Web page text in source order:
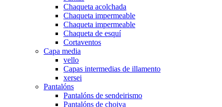
Chaqueta acolchada
Chaqueta impermeable
Chaqueta impermeable
Chaqueta de esquí
Cortaventos
Capa media
vello
Capas intermedias de illamento
xersei
Pantalóns
Pantalóns de sendeirismo
Pantalóns de choiva